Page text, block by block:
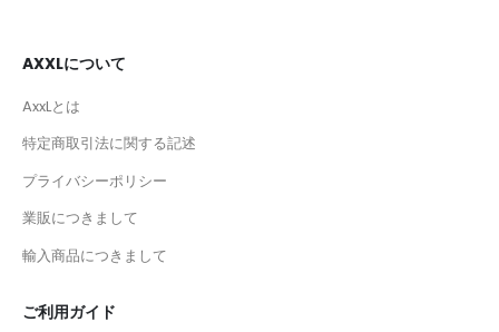
AXXLについて
AxxLとは
特定商取引法に関する記述
プライバシーポリシー
業販につきまして
輸入商品につきまして
ご利用ガイド